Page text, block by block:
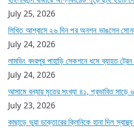
July 25, 2026
লিখিত আশ্বাসে ২৬ দিন পর অনশন ভাঙলেন
July 24, 2026
লামডিং বদরপুর পাহাড়ি সেকশনে ধসে ব্যাহত
July 24, 2026
আসামে বন্যায় মৃতের সংখ্যা ৪১, প্রভাবিত সাড়ে
July 23, 2026
কাছাড়ে ভুয়া ডাক্তারের ক্লিনিকে হানা দিল